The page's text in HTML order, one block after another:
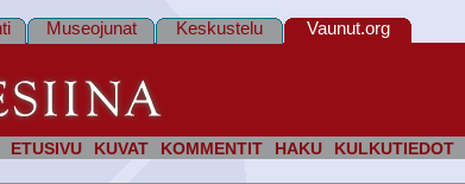
ETUSIVU KUVAT KOMMENTIT HAKU KULKUTIEDOT
Museojunat Keskustelu Vaunut.org